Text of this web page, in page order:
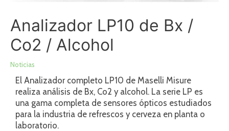
Analizador LP10 de Bx /
Co2 / Alcohol
Noticias
El Analizador completo LP10 de Maselli Misure
realiza análisis de Bx, Co2 y alcohol. La serie LP es
una gama completa de sensores ópticos estudiados
para la industria de refrescos y cerveza en planta o
laboratorio.